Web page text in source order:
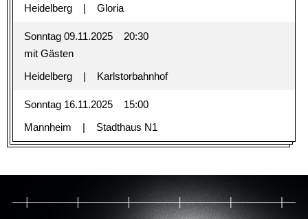
Heidelberg
Gloria
Sonntag 09.11.2025
20:30
mit Gästen
Heidelberg
Karlstorbahnhof
Sonntag 16.11.2025
15:00
Mannheim
Stadthaus N1